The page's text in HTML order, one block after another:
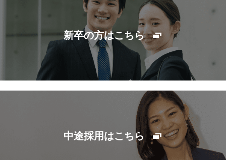
新卒の方はこちら
中途採用はこちら